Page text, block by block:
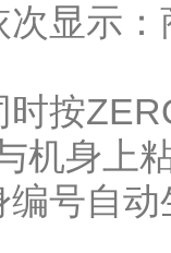
显示
按
机身上
号自